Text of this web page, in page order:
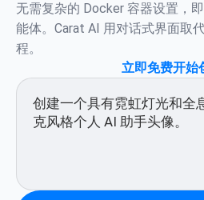
无需复杂的 Docker 容器设置，
能体。Carat AI 用对话式界面取
程。
立即免费开始